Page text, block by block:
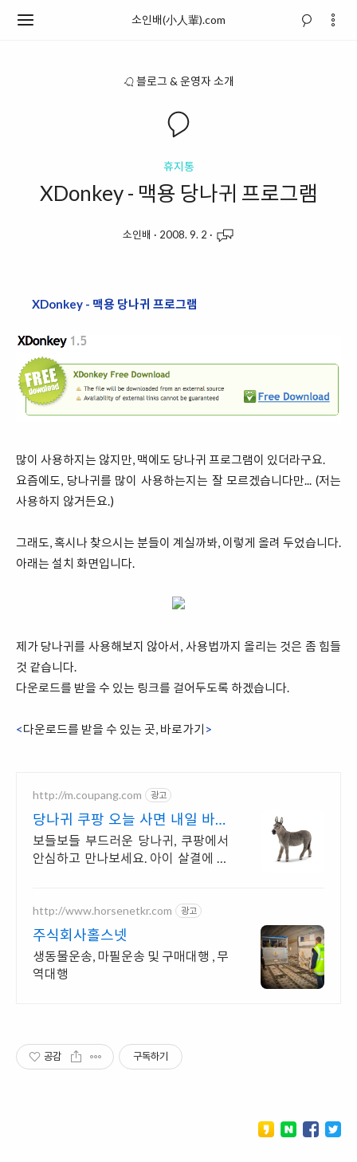
소인배(小人輩).com
블로그 & 운영자 소개
휴지통
XDonkey - 맥용 당나귀 프로그램
소인배 · 2008. 9. 2 ·
XDonkey - 맥용 당나귀 프로그램
많이 사용하지는 않지만, 맥에도 당나귀 프로그램이 있더라구요.
요즘에도, 당나귀를 많이 사용하는지는 잘 모르겠습니다만... (저는
사용하지 않거든요.)
그래도, 혹시나 찾으시는 분들이 계실까봐, 이렇게 올려 두었습니다.
아래는 설치 화면입니다.
제가 당나귀를 사용해보지 않아서, 사용법까지 올리는 것은 좀 힘들
것 같습니다.
다운로드를 받을 수 있는 링크를 걸어두도록 하겠습니다.
<다운로드를 받을 수 있는 곳, 바로가기 >
http://m.coupang.com 광고
당나귀 쿠팡 오늘 사면 내일 바로
도착
보들보들 부드러운 당나귀, 쿠팡에서
안심하고 만나보세요. 아이 살결에 닿
http://www.horsenetkr.com 광고
주식회사홀스넷
생동물운송, 마필운송 및 구매대행 , 무
역대행
공감 구독하기